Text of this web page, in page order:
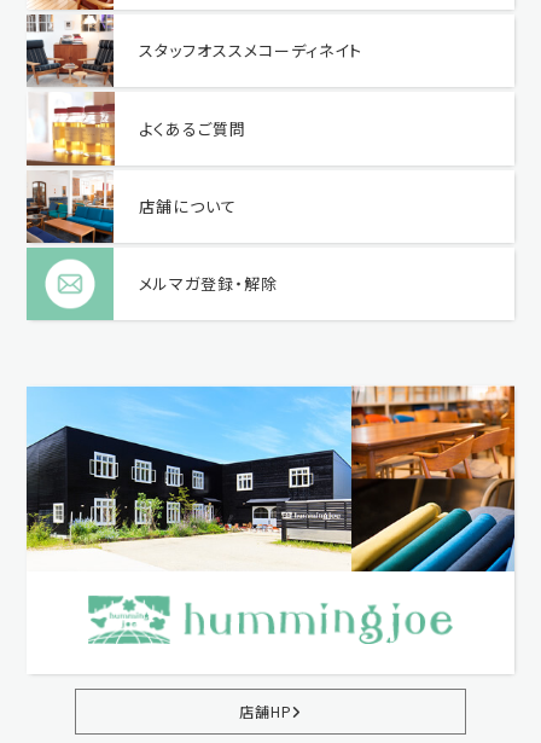
スタッフオススメコーディネイト
よくあるご質問
店舗について
メルマガ登録・解除
店舗HP